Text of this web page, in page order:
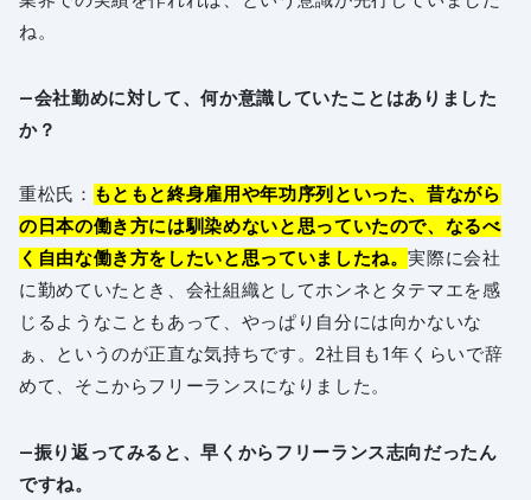
ね。
―会社勤めに対して、何か意識していたことはありました
か？
重松氏： もともと終身雇用や年功序列といった、昔ながら
の日本の働き方には馴染めないと思っていたので、なるべ
く自由な働き方をしたいと思っていましたね。実際に会社
に勤めていたとき、会社組織としてホンネとタテマエを感
じるようなこともあって、やっぱり自分には向かないな
ぁ、というのが正直な気持ちです。2社目も1年くらいで辞
めて、そこからフリーランスになりました。
―振り返ってみると、早くからフリーランス志向だったん
ですね。